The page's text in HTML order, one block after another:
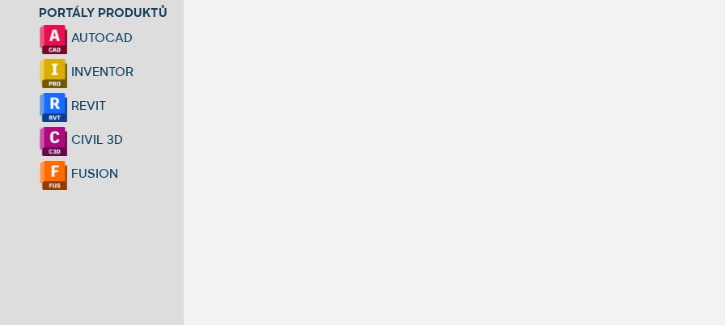
PORTÁLY PRODUKTŮ
AUTOCAD
INVENTOR
REVIT
CIVIL 3D
FUSION